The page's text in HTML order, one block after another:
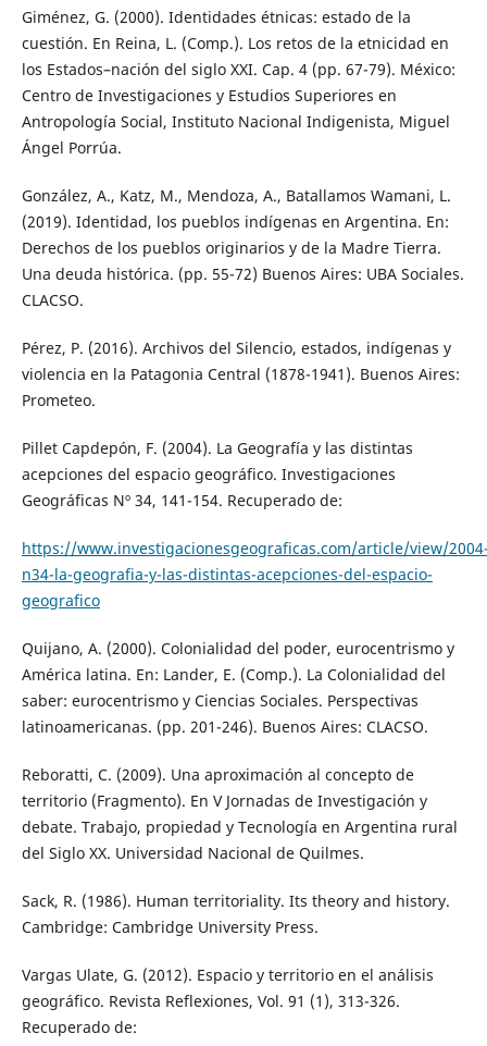
Giménez, G. (2000). Identidades étnicas: estado de la
cuestión. En Reina, L. (Comp.). Los retos de la etnicidad en
los Estados–nación del siglo XXI. Cap. 4 (pp. 67-79). México:
Centro de Investigaciones y Estudios Superiores en
Antropología Social, Instituto Nacional Indigenista, Miguel
Ángel Porrúa.
González, A., Katz, M., Mendoza, A., Batallamos Wamani, L.
(2019). Identidad, los pueblos indígenas en Argentina. En:
Derechos de los pueblos originarios y de la Madre Tierra.
Una deuda histórica. (pp. 55-72) Buenos Aires: UBA Sociales.
CLACSO.
Pérez, P. (2016). Archivos del Silencio, estados, indígenas y
violencia en la Patagonia Central (1878-1941). Buenos Aires:
Prometeo.
Pillet Capdepón, F. (2004). La Geografía y las distintas
acepciones del espacio geográfico. Investigaciones
Geográficas Nº 34, 141-154. Recuperado de:
https://www.investigacionesgeograficas.com/article/view/
n34-la-geografia-y-las-distintas-acepciones-del-espacio-
geografico
Quijano, A. (2000). Colonialidad del poder, eurocentrismo y
América latina. En: Lander, E. (Comp.). La Colonialidad del
saber: eurocentrismo y Ciencias Sociales. Perspectivas
latinoamericanas. (pp. 201-246). Buenos Aires: CLACSO.
Reboratti, C. (2009). Una aproximación al concepto de
territorio (Fragmento). En V Jornadas de Investigación y
debate. Trabajo, propiedad y Tecnología en Argentina rural
del Siglo XX. Universidad Nacional de Quilmes.
Sack, R. (1986). Human territoriality. Its theory and history.
Cambridge: Cambridge University Press.
Vargas Ulate, G. (2012). Espacio y territorio en el análisis
geográfico. Revista Reflexiones, Vol. 91 (1), 313-326.
Recuperado de: